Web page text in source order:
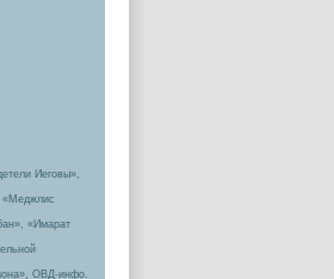
Иеговы»,
«Меджлис
«Имарат
ОВД-инфо.